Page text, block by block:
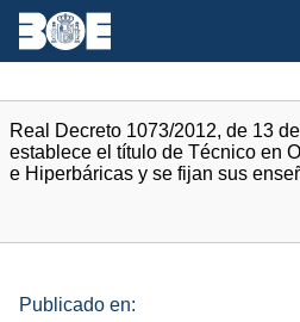
Real Decreto 1073/2012, de 13
establece el título de Técnico en
e Hiperbáricas y se fijan sus
Publicado en: